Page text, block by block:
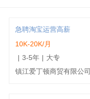
急聘淘宝运营高薪
10K-20K/月
| 3-5年 | 大专
镇江爱丁顿商贸有限公司